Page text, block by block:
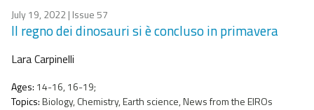
July 19, 2022| Issue 57
Il regno dei dinosauri si è concluso in primavera
Lara Carpinelli
Ages: 14-16, 16-19;
Topics:Biology, Chemistry, Earth science, News from the EIROs